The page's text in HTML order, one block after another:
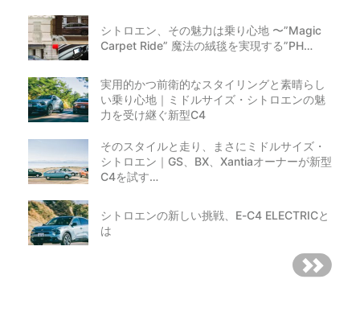
シトロエン、その魅力は乗り心地 〜”Magic
Carpet Ride” 魔法の絨毯を実現する”PH…
実用的かつ前衛的なスタイリングと素晴らし
い乗り心地｜ミドルサイズ・シトロエンの魅
力を受け継ぐ新型C4
そのスタイルと走り、まさにミドルサイズ・
シトロエン｜GS、BX、Xantiaオーナーが新型
C4を試す…
シトロエンの新しい挑戦、E-C4 ELECTRICと
は